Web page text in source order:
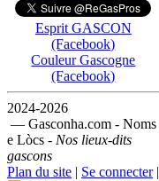
Esprit GASCON
(Facebook)
Couleur Gascogne
(Facebook)
2024-2026
— Gasconha.com - Noms
e Lòcs - Nos lieux-dits
gascons
Plan du site | Se connecter|